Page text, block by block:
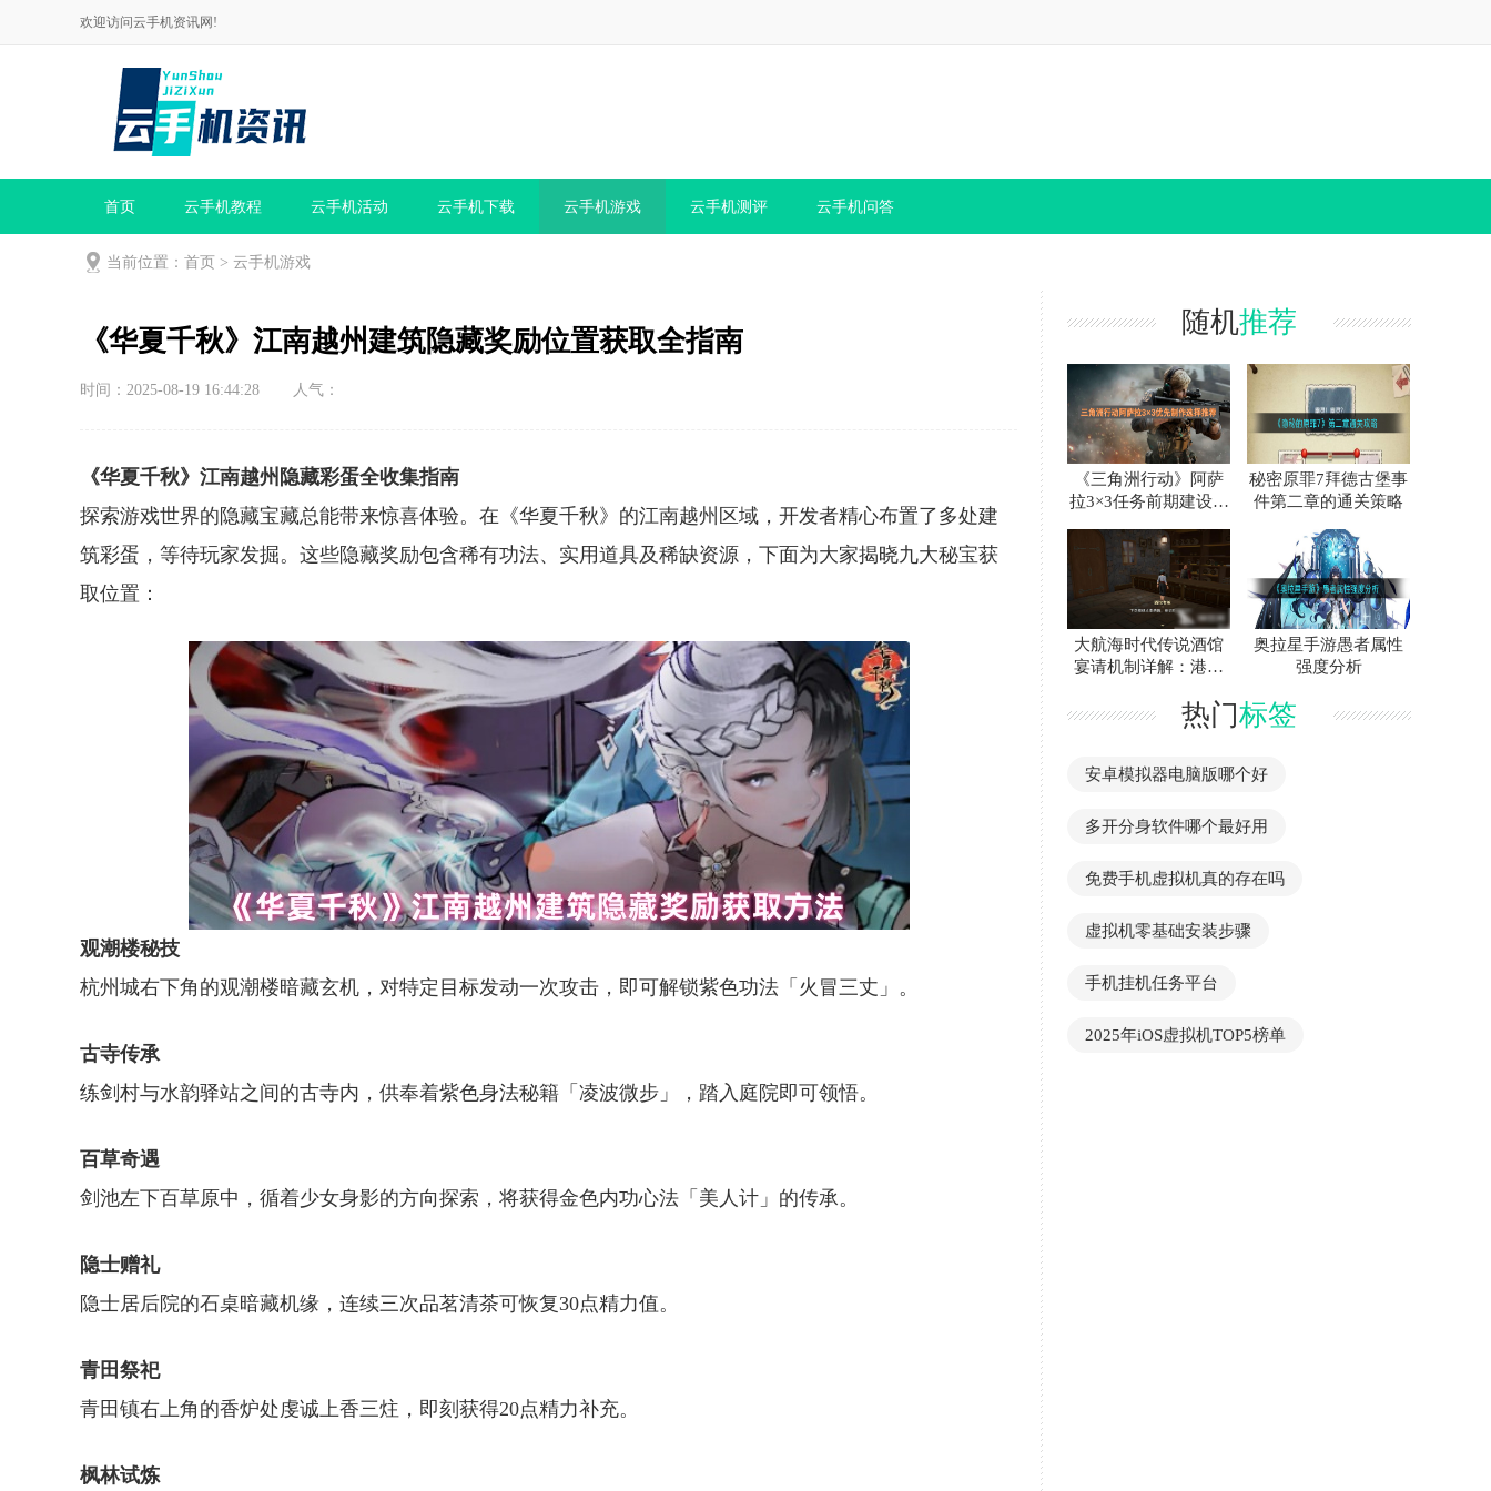
欢迎访问云手机资讯网!
首页 云手机教程 云手机活动 云手机下载 云手机游戏 云手机测评 云手机问答
当前位置： 首页 > 云手机游戏
《华夏千秋》江南越州建筑隐藏奖励位置获取全指南
时间：2025-08-19 16:44:28 人气：
《华夏千秋》江南越州隐藏彩蛋全收集指南
探索游戏世界的隐藏宝藏总能带来惊喜体验。在《华夏千秋》的江南越州区域，开发者精心布置了多处建
筑彩蛋，等待玩家发掘。这些隐藏奖励包含稀有功法、实用道具及稀缺资源，下面为大家揭晓九大秘宝获
取位置：
观潮楼秘技
杭州城右下角的观潮楼暗藏玄机，对特定目标发动一次攻击，即可解锁紫色功法「火冒三丈」。
古寺传承
练剑村与水韵驿站之间的古寺内，供奉着紫色身法秘籍「凌波微步」，踏入庭院即可领悟。
百草奇遇
剑池左下百草原中，循着少女身影的方向探索，将获得金色内功心法「美人计」的传承。
隐士赠礼
隐士居后院的石桌暗藏机缘，连续三次品茗清茶可恢复30点精力值。
青田祭祀
青田镇右上角的香炉处虔诚上香三炷，即刻获得20点精力补充。
枫林试炼
随机推荐
《三角洲行动》阿萨
拉3×3任务前期建设与
秘密原罪7拜德古堡事
件第二章的通关策略
大航海时代传说酒馆
宴请机制详解：港口
方法
奥拉星手游愚者属性
强度分析
热门标签
安卓模拟器电脑版哪个好
多开分身软件哪个最好用
免费手机虚拟机真的存在吗
虚拟机零基础安装步骤
手机挂机任务平台
2025年iOS虚拟机TOP5榜单